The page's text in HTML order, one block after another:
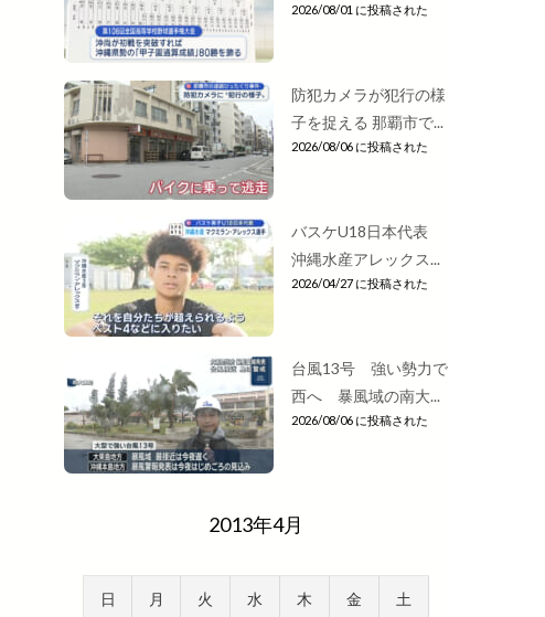
2026/08/01 に投稿された
防犯カメラが犯行の様
子を捉える 那覇市で...
2026/08/06 に投稿された
バスケU18日本代表
沖縄水産アレックス...
2026/04/27 に投稿された
台風13号 強い勢力で
西へ 暴風域の南大...
2026/08/06 に投稿された
2013年4月
日 月 火 水 木 金 土